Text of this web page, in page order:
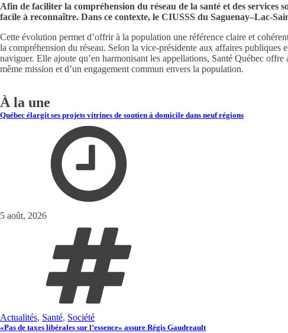
Afin de faciliter la compréhension du réseau de la santé et des services
facile à reconnaître. Dans ce contexte, le CIUSSS du Saguenay–Lac-
Cette évolution permet d’offrir à la population une référence claire et
la compréhension du réseau. Selon la vice-présidente aux affaires
naviguer. Elle ajoute qu’en harmonisant les appellations, Santé Québec offre
même mission et d’un engagement commun envers la population.
À la une
Québec élargit ses projets vitrines de soutien à domicile dans neuf régions
5 août, 2026
Actualités, Santé, Société
«Pas de taxes libérales sur l’essence» assure Régis Gaudreault